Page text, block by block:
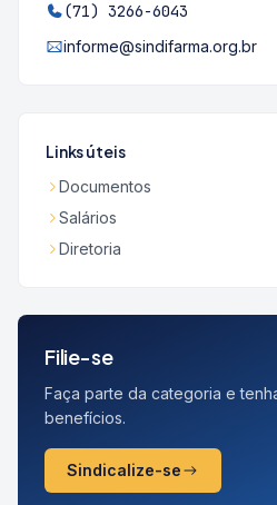
(71) 3266-6043
informe@sindifarma.org.br
Links úteis
Documentos
Salários
Diretoria
Filie-se
Faça parte da categoria e
benefícios.
Sindicalize-se